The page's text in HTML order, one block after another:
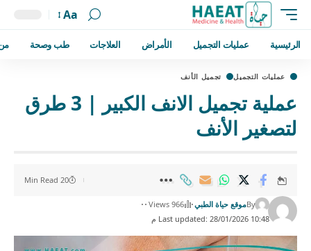
Aa
الرئيسية عمليات التجميل الأمراض العلاجات طب وصحة
عمليات التجميل تجميل الأنف
عملية تجميل الانف الكبير | 3 طرق
لتصغير الأنف
Last updated: 28/01/2026 10:48 م
Byموقع حياة الطبي 966 Views
20 Min Read